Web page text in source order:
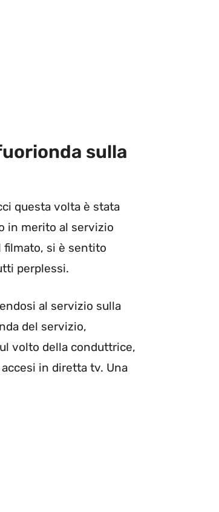
sulla
questa volta è stata
in merito al servizio
filmato, si è sentito
perplessi.
al servizio sulla
del servizio,
volto della conduttrice,
in diretta tv. Una